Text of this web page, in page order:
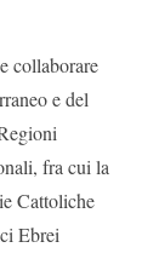
collaborare
e del
fra cui la
Cattoliche
Ebrei